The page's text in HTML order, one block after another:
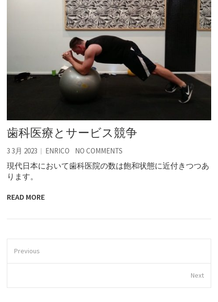
歯科医療とサービス競争
3 3月 2023 ENRICO NO COMMENTS
現代日本において歯科医院の数は飽和状態に近付きつつあ
ります。
READ MORE
Previous
Next